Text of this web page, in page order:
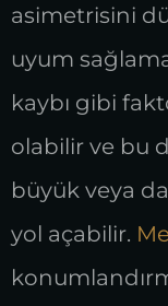
asimetrisini
uyum
kaybı gibi
olabilir ve bu
büyük veya
yol açabilir.